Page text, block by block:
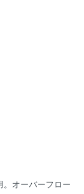
オーバーフロー